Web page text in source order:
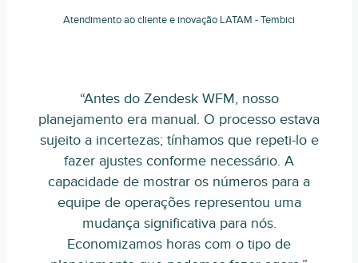
Atendimento ao cliente e inovação LATAM - Tembici
“Antes do Zendesk WFM, nosso
planejamento era manual. O processo estava
sujeito a incertezas; tínhamos que repeti-lo e
fazer ajustes conforme necessário. A
capacidade de mostrar os números para a
equipe de operações representou uma
mudança significativa para nós.
Economizamos horas com o tipo de